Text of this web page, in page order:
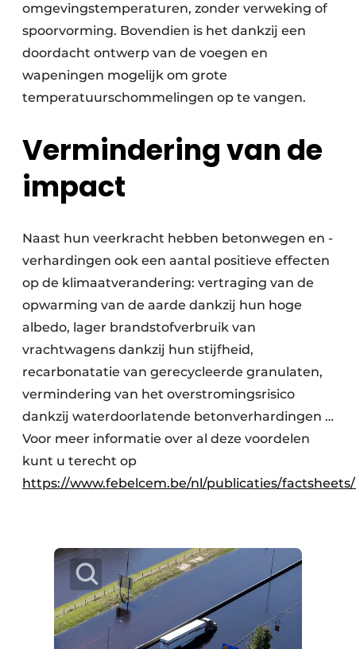
omgevingstemperaturen, zonder verweking of
spoorvorming. Bovendien is het dankzij een
doordacht ontwerp van de voegen en
wapeningen mogelijk om grote
temperatuurschommelingen op te vangen.
Vermindering van de
impact
Naast hun veerkracht hebben betonwegen en -
verhardingen ook een aantal positieve effecten
op de klimaatverandering: vertraging van de
opwarming van de aarde dankzij hun hoge
albedo, lager brandstofverbruik van
vrachtwagens dankzij hun stijfheid,
recarbonatatie van gerecycleerde granulaten,
vermindering van het overstromingsrisico
dankzij waterdoorlatende betonverhardingen …
Voor meer informatie over al deze voordelen
kunt u terecht op
https://www.febelcem.be/nl/publicaties/